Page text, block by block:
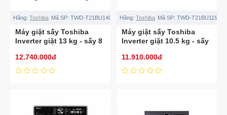
Hãng: Toshiba Mã SP: TWD-T21BU140UWV(MG)
Máy giặt sấy Toshiba
Inverter giặt 13 kg - sấy 8
T21BU140UWV(MG)
12.740.000đ
Hãng: Toshiba Mã SP: TWD-
Máy giặt sấy Toshiba
Inverter giặt 10.5 kg - sấy
T21BU115UWV(MG)
11.910.000đ